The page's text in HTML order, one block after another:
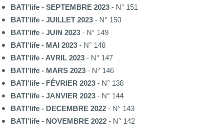
BATI'life - SEPTEMBRE 2023 - N° 151
BATI'life - JUILLET 2023 - N° 150
BATI'life - JUIN 2023 - N° 149
BATI'life - MAI 2023 - N° 148
BATI'life - AVRIL 2023 - N° 147
BATI'life - MARS 2023 - N° 146
BATI'life - FÉVRIER 2023 - N° 138
BATI'life - JANVIER 2023 - N° 144
BATI'life - DECEMBRE 2022 - N° 143
BATI'life - NOVEMBRE 2022 - N° 142